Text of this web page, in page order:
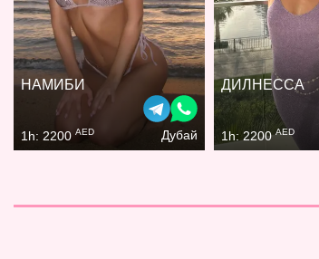
НАМИБИ
1h: 2200 AED Дубай
ДИЛНЕССА
1h: 2200AED